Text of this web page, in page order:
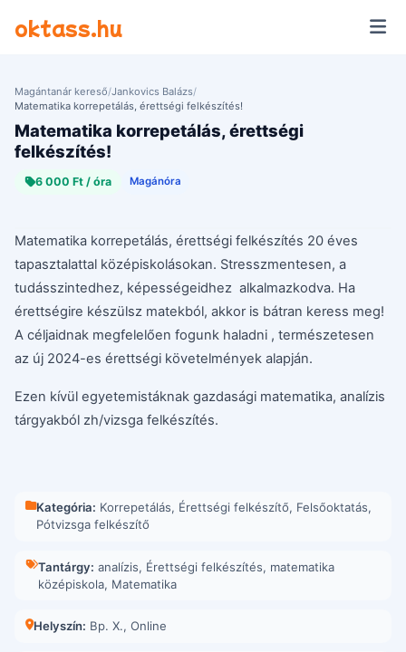
oktass.hu
Magántanár kereső/Jankovics Balázs/
Matematika korrepetálás, érettségi felkészítés!
Matematika korrepetálás, érettségi
felkészítés!
6 000 Ft / óra Magánóra
Matematika korrepetálás, érettségi felkészítés 20 éves
tapasztalattal középiskolásokan. Stresszmentesen, a
tudásszintedhez, képességeidhez alkalmazkodva. Ha
érettségire készülsz matekból, akkor is bátran keress meg!
A céljaidnak megfelelően fogunk haladni , természetesen
az új 2024-es érettségi követelmények alapján.
Ezen kívül egyetemistáknak gazdasági matematika, analízis
tárgyakból zh/vizsga felkészítés.
Kategória: Korrepetálás, Érettségi felkészítő, Felsőoktatás,
Pótvizsga felkészítő
Tantárgy: analízis, Érettségi felkészítés, matematika
középiskola, Matematika
Helyszín: Bp. X., Online